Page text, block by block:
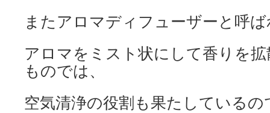
またアロマディフューザーと呼
アロマをミスト状にして香りを
ものでは、
空気清浄の役割も果たしているの